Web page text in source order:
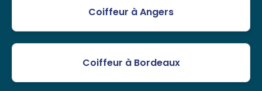
Coiffeur à Angers
Coiffeur à Bordeaux